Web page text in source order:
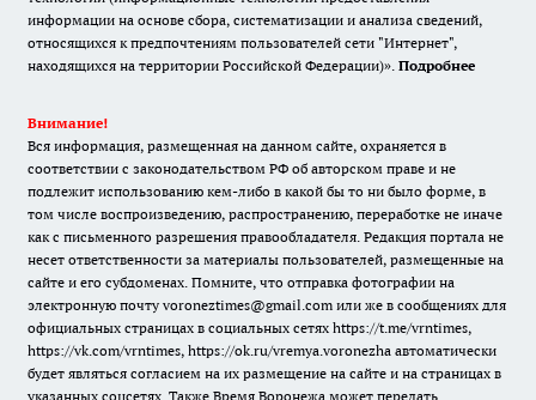
информации на основе сбора, систематизации и анализа сведений,
относящихся к предпочтениям пользователей сети "Интернет",
находящихся на территории Российской Федерации)». Подробнее
Внимание!
Вся информация, размещенная на данном сайте, охраняется в
соответствии с законодательством РФ об авторском праве и не
подлежит использованию кем-либо в какой бы то ни было форме, в
том числе воспроизведению, распространению, переработке не иначе
как с письменного разрешения правообладателя. Редакция портала не
несет ответственности за материалы пользователей, размещенные на
сайте и его субдоменах. Помните, что отправка фотографии на
электронную почту voroneztimes@gmail.com или же в сообщениях для
официальных страницах в социальных сетях https://t.me/vrntimes,
https://vk.com/vrntimes, https://ok.ru/vremya.voronezha автоматически
будет являться согласием на их размещение на сайте и на страницах в
указанных соцсетях. Также Время Воронежа может передать